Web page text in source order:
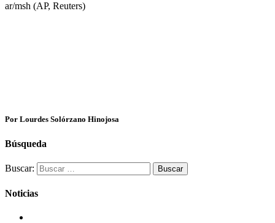
ar/msh (AP, Reuters)
Por Lourdes Solórzano Hinojosa
Búsqueda
Buscar:
Noticias